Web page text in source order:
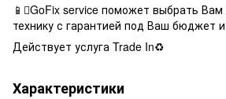
📱GoFix service поможет выбрать
технику с гарантией под Ваш бюджет
Действует услуга Trade In♻️
Характеристики